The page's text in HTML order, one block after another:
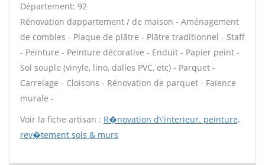
Département: 92
Rénovation dappartement / de maison - Aménagement
de combles - Plaque de plâtre - Plâtre traditionnel - Staff
- Peinture - Peinture décorative - Enduit - Papier peint -
Sol souple (vinyle, lino, dalles PVC, etc) - Parquet -
Carrelage - Cloisons - Rénovation de parquet - Faïence
murale -
Voir la fiche artisan : R�novation d\'interieur. peinture,
rev�tement sols & murs